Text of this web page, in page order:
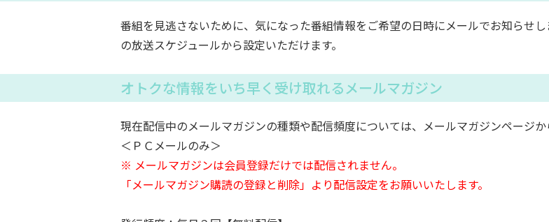
番組を見逃さないために、気になった番組情報をご希望の日時にメールでお知らせ
の放送スケジュールから設定いただけます。
オトクな情報をいち早く受け取れるメールマガジン
現在配信中のメールマガジンの種類や配信頻度については、メールマガジンページか
＜ＰＣメールのみ＞
※ メールマガジンは会員登録だけでは配信されません。
「メールマガジン購読の登録と削除」より配信設定をお願いいたします。